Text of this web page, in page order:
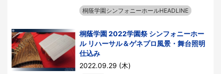
桐蔭学園シンフォニーホールHEADLINE
桐蔭学園 2022学園祭 シンフォニーホー
ル リハーサル＆ゲネプロ風景・舞台照明
仕込み
2022.09.29 (木)